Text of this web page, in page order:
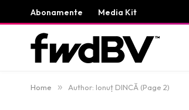
Abonamente Media Kit
Home » Author: Ionuț DINCĂ (Page 2)